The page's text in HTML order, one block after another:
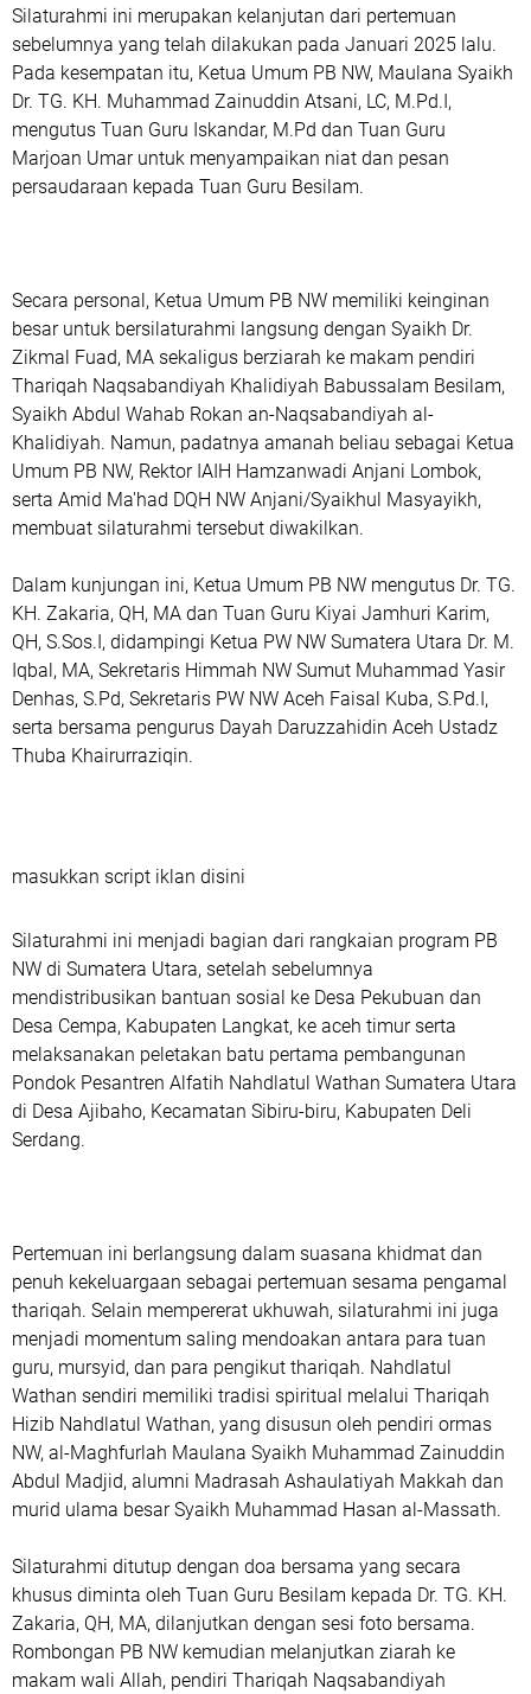
‎Silaturahmi ini merupakan kelanjutan dari pertemuan
sebelumnya yang telah dilakukan pada Januari 2025 lalu.
Pada kesempatan itu, Ketua Umum PB NW, Maulana Syaikh
Dr. TG. KH. Muhammad Zainuddin Atsani, LC, M.Pd.I,
mengutus Tuan Guru Iskandar, M.Pd dan Tuan Guru
Marjoan Umar untuk menyampaikan niat dan pesan
persaudaraan kepada Tuan Guru Besilam.
‎Secara personal, Ketua Umum PB NW memiliki keinginan
besar untuk bersilaturahmi langsung dengan Syaikh Dr.
Zikmal Fuad, MA sekaligus berziarah ke makam pendiri
Thariqah Naqsabandiyah Khalidiyah Babussalam Besilam,
Syaikh Abdul Wahab Rokan an-Naqsabandiyah al-
Khalidiyah. Namun, padatnya amanah beliau sebagai Ketua
Umum PB NW, Rektor IAIH Hamzanwadi Anjani Lombok,
serta Amid Ma'had DQH NW Anjani/Syaikhul Masyayikh,
membuat silaturahmi tersebut diwakilkan.
‎Dalam kunjungan ini, Ketua Umum PB NW mengutus Dr. TG.
KH. Zakaria, QH, MA dan Tuan Guru Kiyai Jamhuri Karim,
QH, S.Sos.I, didampingi Ketua PW NW Sumatera Utara Dr. M.
Iqbal, MA, Sekretaris Himmah NW Sumut Muhammad Yasir
Denhas, S.Pd, Sekretaris PW NW Aceh Faisal Kuba, S.Pd.I,
serta bersama pengurus Dayah Daruzzahidin Aceh Ustadz
Thuba Khairurraziqin.
masukkan script iklan disini
‎Silaturahmi ini menjadi bagian dari rangkaian program PB
NW di Sumatera Utara, setelah sebelumnya
mendistribusikan bantuan sosial ke Desa Pekubuan dan
Desa Cempa, Kabupaten Langkat, ke aceh timur serta
melaksanakan peletakan batu pertama pembangunan
Pondok Pesantren Alfatih Nahdlatul Wathan Sumatera Utara
di Desa Ajibaho, Kecamatan Sibiru-biru, Kabupaten Deli
Serdang.
‎Pertemuan ini berlangsung dalam suasana khidmat dan
penuh kekeluargaan sebagai pertemuan sesama pengamal
thariqah. Selain mempererat ukhuwah, silaturahmi ini juga
menjadi momentum saling mendoakan antara para tuan
guru, mursyid, dan para pengikut thariqah. Nahdlatul
Wathan sendiri memiliki tradisi spiritual melalui Thariqah
Hizib Nahdlatul Wathan, yang disusun oleh pendiri ormas
NW, al-Maghfurlah Maulana Syaikh Muhammad Zainuddin
Abdul Madjid, alumni Madrasah Ashaulatiyah Makkah dan
murid ulama besar Syaikh Muhammad Hasan al-Massath.
‎Silaturahmi ditutup dengan doa bersama yang secara
khusus diminta oleh Tuan Guru Besilam kepada Dr. TG. KH.
Zakaria, QH, MA, dilanjutkan dengan sesi foto bersama.
Rombongan PB NW kemudian melanjutkan ziarah ke
makam wali Allah, pendiri Thariqah Naqsabandiyah